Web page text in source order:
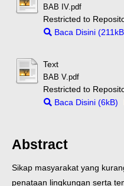
BAB IV.pdf
Restricted to
Baca Disini
Text
BAB V.pdf
Restricted to
Baca Disini (6kB)
Abstract
Sikap masyarakat yang
penataan lingkungan serta